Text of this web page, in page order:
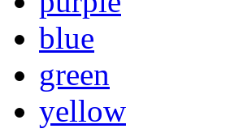
blue
green
yellow